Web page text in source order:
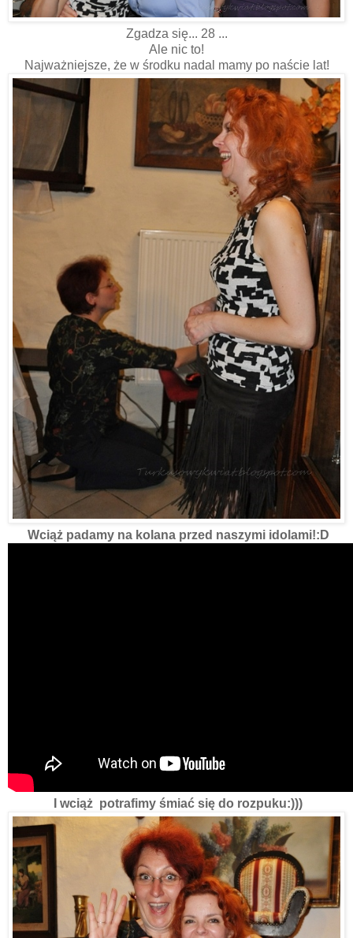
Zgadza się... 28 ...
Ale nic to!
Najważniejsze, że w środku nadal mamy po naście lat!
Wciąż padamy na kolana przed naszymi idolami!:D
I wciąż potrafimy śmiać się do rozpuku:)))